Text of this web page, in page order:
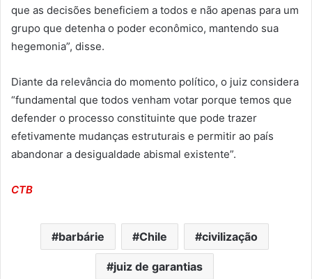
que as decisões beneficiem a todos e não apenas para um
grupo que detenha o poder econômico, mantendo sua
hegemonia”, disse.
Diante da relevância do momento político, o juiz considera
“fundamental que todos venham votar porque temos que
defender o processo constituinte que pode trazer
efetivamente mudanças estruturais e permitir ao país
abandonar a desigualdade abismal existente”.
CTB
barbárie Chile civilização
juiz de garantias